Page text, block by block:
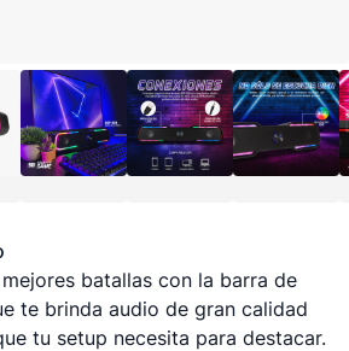
batallas con la barra de
te brinda audio de gran calidad
tu setup necesita para destacar.